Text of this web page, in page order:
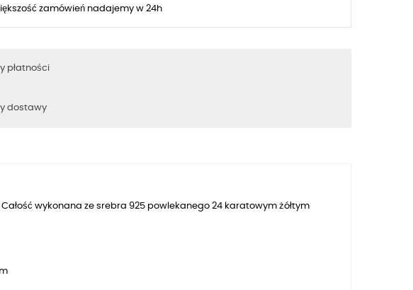
zamówień nadajemy w 24h
płatności
dostawy
wykonana ze srebra 925 powlekanego 24 karatowym żółtym